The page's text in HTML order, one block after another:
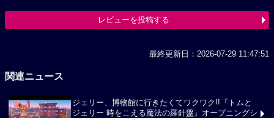
レビューを投稿する
最終更新日：2026-07-29 11:47:51
関連ニュース
ジェリー、博物館に行きたくてワクワク!!『トムと
ジェリー 時をこえる魔法の羅針盤』オープニングシ